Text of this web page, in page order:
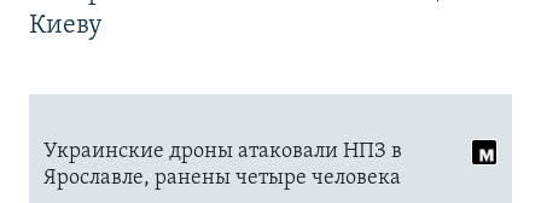
Киеву